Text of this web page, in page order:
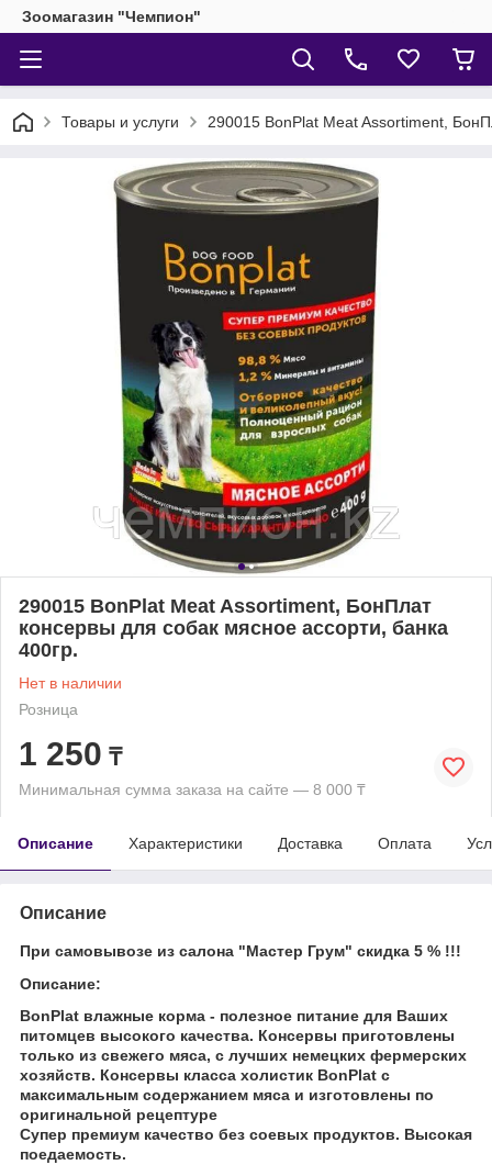
Зоомагазин "Чемпион"
Товары и услуги 290015 BonPlat Meat Assortiment,
290015 BonPlat Meat Assortiment, БонПлат
консервы для собак мясное ассорти, банка
400гр.
Нет в наличии
Розница
1 250 ₸
Минимальная сумма заказа на сайте — 8 000 ₸
Описание Характеристики Доставка Оплата
Описание
При самовывозе из салона "Мастер Грум" скидка 5 % !!!
Описание:
BonPlat влажные корма - полезное питание для Ваших
питомцев высокого качества. Консервы приготовлены
только из свежего мяса, с лучших немецких фермерских
хозяйств. Консервы класса холистик BonPlat с
максимальным содержанием мяса и изготовлены по
оригинальной рецептуре
Супер премиум качество без соевых продуктов. Высокая
поедаемость.